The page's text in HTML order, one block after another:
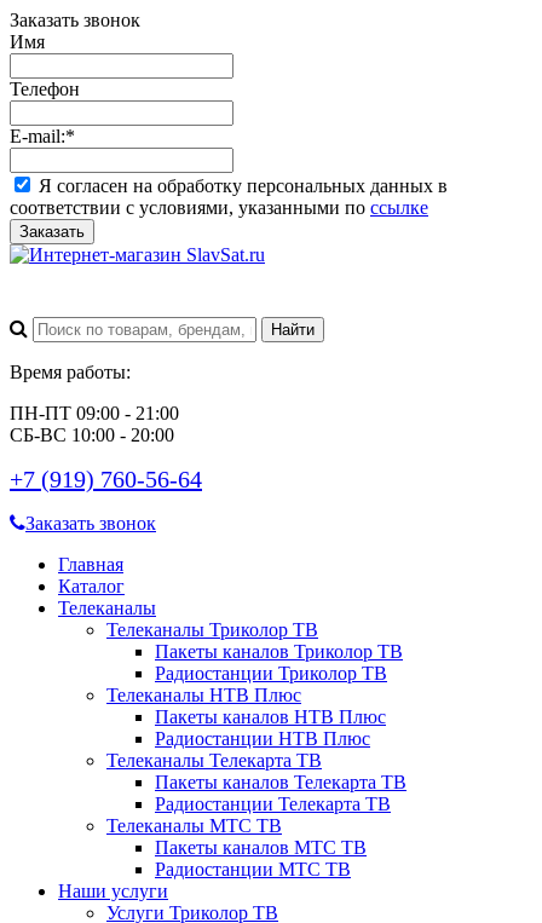
Заказать звонок
Имя
Телефон
E-mail:*
Я согласен на обработку персональных данных в
соответствии с условиями, указанными по ссылке
Заказать
Время работы:
ПН-ПТ 09:00 - 21:00
СБ-ВС 10:00 - 20:00
+7 (919) 760-56-64
Заказать звонок
Главная
Каталог
Телеканалы
Телеканалы Триколор ТВ
Пакеты каналов Триколор ТВ
Радиостанции Триколор ТВ
Телеканалы НТВ Плюс
Пакеты каналов НТВ Плюс
Радиостанции НТВ Плюс
Телеканалы Телекарта ТВ
Пакеты каналов Телекарта ТВ
Радиостанции Телекарта ТВ
Телеканалы МТС ТВ
Пакеты каналов МТС ТВ
Радиостанции МТС ТВ
Наши услуги
Услуги Триколор ТВ